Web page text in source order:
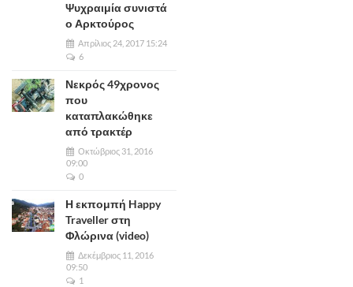
Ψυχραιμία συνιστά
ο Αρκτούρος
Απρίλιος 24, 2017 15:24
6
Νεκρός 49χρονος
που
καταπλακώθηκε
από τρακτέρ
Οκτώβριος 31, 2016
09:00
0
Η εκπομπή Happy
Traveller στη
Φλώρινα (video)
Δεκέμβριος 11, 2016
09:50
1